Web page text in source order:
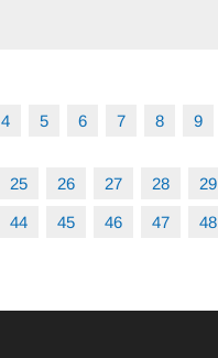
4 5 6 7 8 9
25 26 27 28 29
44 45 46 47 48